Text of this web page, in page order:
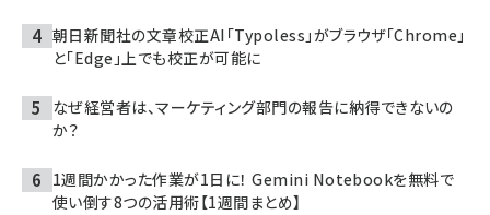
朝日新聞社の文章校正AI「Typoless」がブラウザ「Chrome」
と「Edge」上でも校正が可能に
なぜ経営者は、マーケティング部門の報告に納得できないの
か？
1週間かかった作業が1日に！ Gemini Notebookを無料で
使い倒す8つの活用術【1週間まとめ】